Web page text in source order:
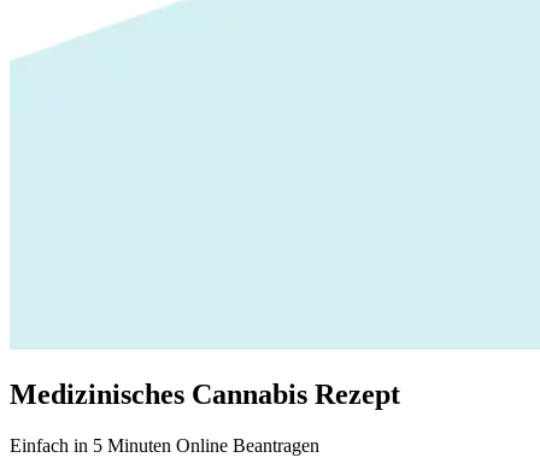
Medizinisches Cannabis Rezept
Einfach in 5 Minuten Online Beantragen